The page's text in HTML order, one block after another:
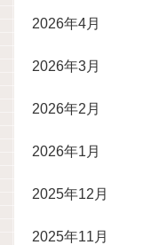
2026年4月
2026年3月
2026年2月
2026年1月
2025年12月
2025年11月